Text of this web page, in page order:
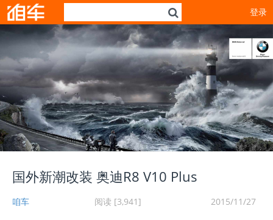
登录
国外新潮改装 奥迪R8 V10 Plus
咱车 阅读 [3,941] 2015/11/27